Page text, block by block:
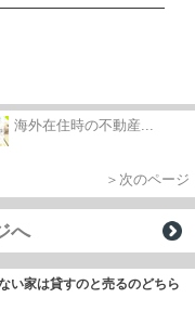
海外在住時の不動産...
＞次のページ
へ
い家は貸すのと売るのどちら